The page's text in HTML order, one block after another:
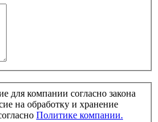
для компании согласно закона
на обработку и хранение
Политике компании.